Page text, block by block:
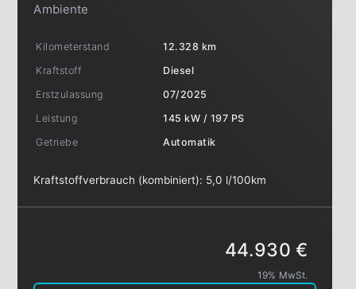
Ambiente
Kilometerstand
12.328 km
Kraftstoff
Diesel
Erstzulassung
07/2025
Leistung
145 kW / 197 PS
Getriebe
Automatik
Kraftstoffverbrauch (kombiniert): 5,0 l/100km
44.930 €
19% MwSt.